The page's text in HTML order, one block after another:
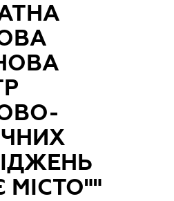
МІСТО""